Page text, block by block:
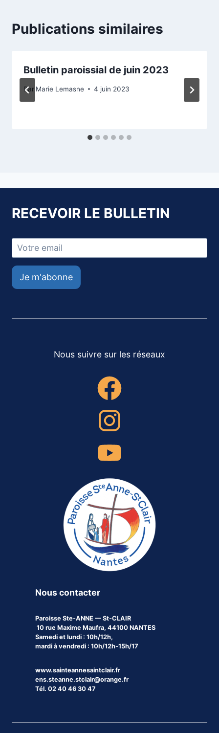
Publications similaires
Bulletin paroissial de juin 2023
Par Marie Lemasne 4 juin 2023
RECEVOIR LE BULLETIN
Je m'abonne
Nous suivre sur les réseaux
Nous contacter
Paroisse Ste-ANNE — St-CLAIR
10 rue Maxime Maufra, 44100 NANTES
Samedi et lundi : 10h/12h,
mardi à vendredi : 10h/12h-15h/17
www.sainteannesaintclair.fr
ens.steanne.stclair@orange.fr
Tél. 02 40 46 30 47